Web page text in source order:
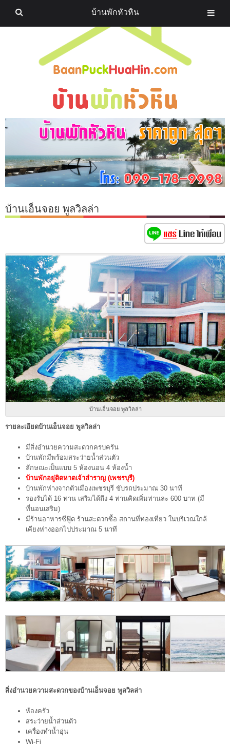
บ้านเอ็นจอย พูลวิลล่า
บ้านเอ็นจอย พูลวิลล่า
รายละเอียดบ้านเอ็นจอย พูลวิลล่า
มีสิ่งอำนวยความสะดวกครบครัน
บ้านพักมีพร้อมสระว่ายน้ำส่วนตัว
ลักษณะเป็นแบบ 5 ห้องนอน 4 ห้องน้ำ
บ้านพักอยู่ติดหาดเจ้าสำราญ (เพชรบุรี)
บ้านพักห่างจากตัวเมืองเพชรบุรี ขับรถประมาณ 30 นาที
รองรับได้ 16 ท่าน เสริมได้ถึง 4 ท่านคิดเพิ่มท่านละ 600 บาท (มี
ที่นอนเสริม)
มีร้านอาหารซีฟู๊ด ร้านสะดวกซื้อ สถานที่ท่องเที่ยว ในบริเวณใกล้
เคียงห่างออกไปประมาณ 5 นาที
สิ่งอำนวยความสะดวกของบ้านเอ็นจอย พูลวิลล่า
ห้องครัว
สระว่ายน้ำส่วนตัว
เครื่องทำน้ำอุ่น
Wi-Fi
บ้านพักหัวหิน